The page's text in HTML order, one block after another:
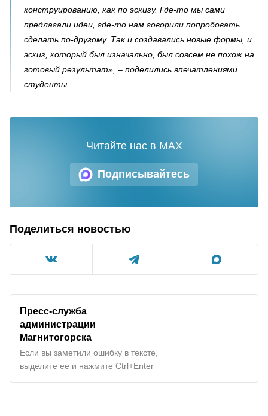
конструированию, как по эскизу. Где-то мы сами
предлагали идеи, где-то нам говорили попробовать
сделать по-другому. Так и создавались новые формы, и
эскиз, который был изначально, был совсем не похож на
готовый результат», – поделились впечатлениями
студенты.
Подписывайтесь
Читайте нас в MAX
Поделиться новостью
Пресс-служба
администрации
Магнитогорска
Если вы заметили ошибку в тексте,
выделите ее и нажмите Ctrl+Enter